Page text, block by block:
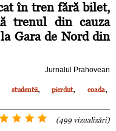
în tren fără bilet,
trenul din cauza
Gara de Nord din
Jurnalul Prahovean
studentii, pierdut, coada,
(499 vizualizări)